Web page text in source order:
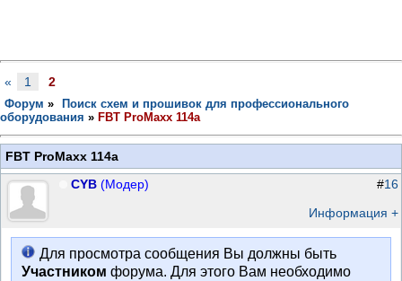
« 1 2
Форум »
Поиск схем и прошивок для профессионального
оборудования » FBT ProMaxx 114a
FBT ProMaxx 114a
CYB (Модер) #16
Информация +
Для просмотра сообщения Вы должны быть
Участником форума. Для этого Вам необходимо